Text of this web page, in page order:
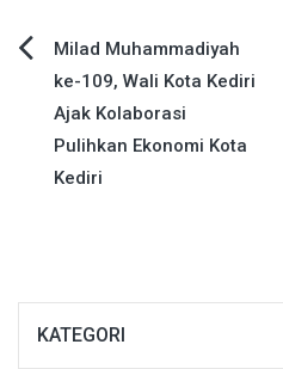
Navigasi
pos
Milad Muhammadiyah
ke-109, Wali Kota Kediri
Ajak Kolaborasi
Pulihkan Ekonomi Kota
Kediri
KATEGORI